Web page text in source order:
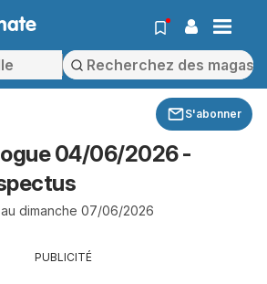
S'abonner
04/06/2026 -
dimanche 07/06/2026
PUBLICITÉ